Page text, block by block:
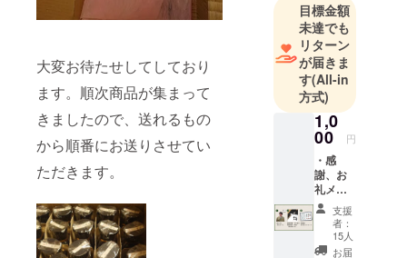
大変お待たせしてしており
ます。順次商品が集まって
きましたので、送れるもの
から順番にお送りさせてい
ただきます。
目標金額
未達でも
リターン
が届きま
す(All-in
方式)
1,0
00 円
・感
謝、お
礼メー
ル ・ご
支援者
皆様の
お名前
支援
者：
15人
お届